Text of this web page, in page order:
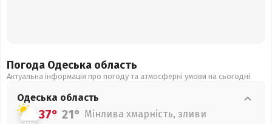
Погода Одеська область
Актуальна інформація про погоду та атмосферні умови на сьогодні
Одеська область
37° 21° Мінлива хмарність, зливи